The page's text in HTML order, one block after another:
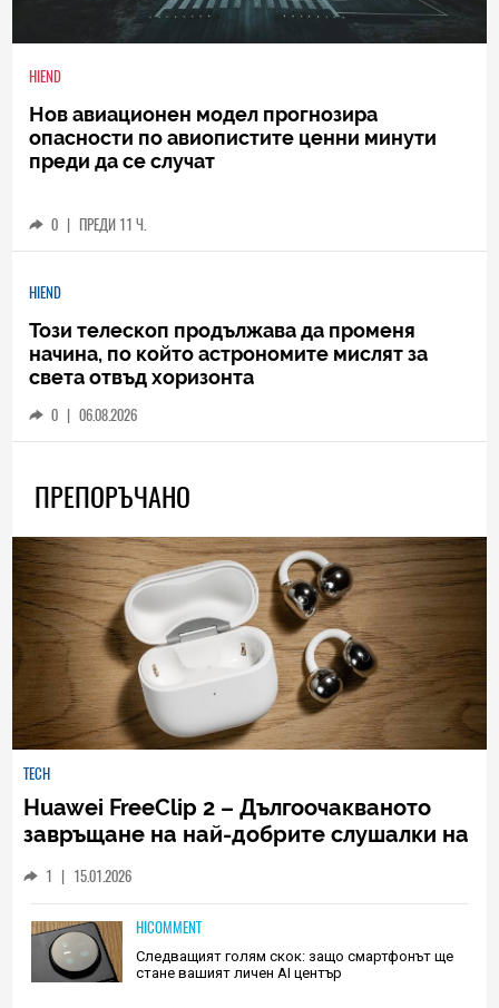
HIEND
Нов авиационен модел прогнозира
опасности по авиопистите ценни минути
преди да се случат
0 | ПРЕДИ 11 Ч.
HIEND
Този телескоп продължава да променя
начина, по който астрономите мислят за
света отвъд хоризонта
0 | 06.08.2026
ПРЕПОРЪЧАНО
TECH
Huawei FreeClip 2 – Дългоочакваното
завръщане на най-добрите слушалки на
1 | 15.01.2026
HICOMMENT
Следващият голям скок: защо смартфонът ще
стане вашият личен AI център